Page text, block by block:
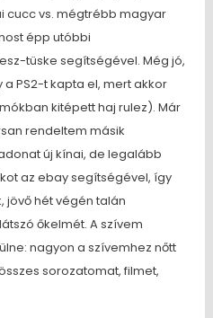
cucc vs. mégtrébb magyar
épp utóbbi
tüske segítségével. Még jó,
PS2-t kapta el, mert akkor
kitépett haj rulez). Már
rendeltem másik
új kínai, de legalább
az ebay segítségével, így
jövő hét végén talán
őkelmét. A szívem
nagyon a szívemhez nőtt
sorozatomat, filmet,